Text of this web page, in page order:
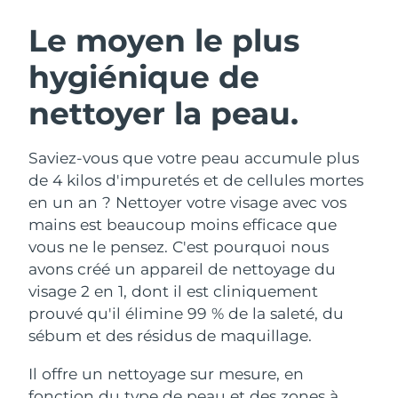
Le moyen le plus
hygiénique de
nettoyer la peau.
Saviez-vous que votre peau accumule plus
de 4 kilos d'impuretés et de cellules mortes
en un an ? Nettoyer votre visage avec vos
mains est beaucoup moins efficace que
vous ne le pensez. C'est pourquoi nous
avons créé un appareil de nettoyage du
visage 2 en 1, dont il est cliniquement
prouvé qu'il élimine 99 % de la saleté, du
sébum et des résidus de maquillage.
Il offre un nettoyage sur mesure, en
Nettoyage du visage
Anti-aging massage
LUNA™ 4 Plus
Massage, LED heating
LUNA™ 4 Men
For men, anti-aging massage
Lifting
Microcurrent toning
BEAR™ 2 go
Microcurrent toning on-the-go
BEAR™ 2 eyes & lips
Microcurrent line smoothing device
Hydratation
UFO™ 3 coffret
Deep facial hydration
UFO™ 3 LED
Near-infrared and red light therapy
device
Soin bucco-dentaire
issa™ 4
Hybrid silicone sonic toothbrush
issa™ 4 plus
FAQ™ TRAITEMENT ANTI-ÂGE
Anti-âge Traitements LED
NEW
Autriche Livraison estimée
Bahreïn Livraison estimée
Belgique Livraison estimée
Bermudes Livraison estimée 16/08/2026
Bosnie-Herzégovine Livraison estimée
15/08/2026
Bulgarie Livraison estimée10/08/2026
Canada Livraison estimée14/08/2026